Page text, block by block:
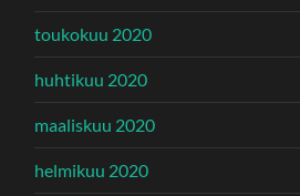
toukokuu 2020
huhtikuu 2020
maaliskuu 2020
helmikuu 2020